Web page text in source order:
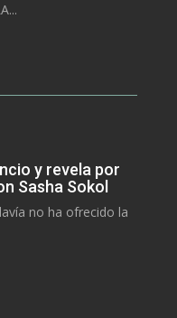
y revela por
Sasha Sokol
no ha ofrecido la